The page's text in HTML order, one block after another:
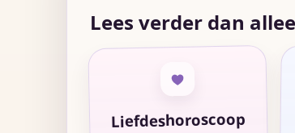
Lees verder dan
Liefdeshoroscoop